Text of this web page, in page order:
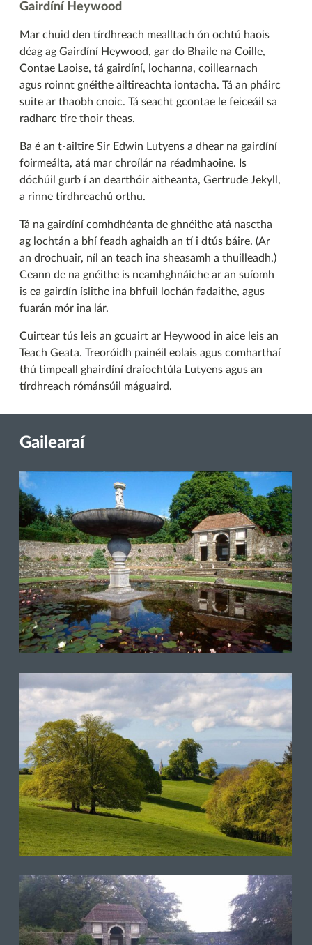
Gairdíní Heywood
Mar chuid den tírdhreach mealltach ón ochtú haois
déag ag Gairdíní Heywood, gar do Bhaile na Coille,
Contae Laoise, tá gairdíní, lochanna, coillearnach
agus roinnt gnéithe ailtireachta iontacha. Tá an pháirc
suite ar thaobh cnoic. Tá seacht gcontae le feiceáil sa
radharc tíre thoir theas.
Ba é an t-ailtire Sir Edwin Lutyens a dhear na gairdíní
foirmeálta, atá mar chroílár na réadmhaoine. Is
dóchúil gurb í an dearthóir aitheanta, Gertrude Jekyll,
a rinne tírdhreachú orthu.
Tá na gairdíní comhdhéanta de ghnéithe atá nasctha
ag lochtán a bhí feadh aghaidh an tí i dtús báire. (Ar
an drochuair, níl an teach ina sheasamh a thuilleadh.)
Ceann de na gnéithe is neamhghnáiche ar an suíomh
is ea gairdín íslithe ina bhfuil lochán fadaithe, agus
fuarán mór ina lár.
Cuirtear tús leis an gcuairt ar Heywood in aice leis an
Teach Geata. Treoróidh painéil eolais agus comharthaí
thú timpeall ghairdíní draíochtúla Lutyens agus an
tírdhreach rómánsúil máguaird.
Gailearaí